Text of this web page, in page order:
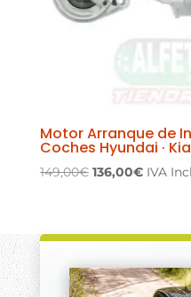
Motor Arranque de
Coches Hyundai · Kia
149,00€ El
era:
136,00€El
es:
IVA